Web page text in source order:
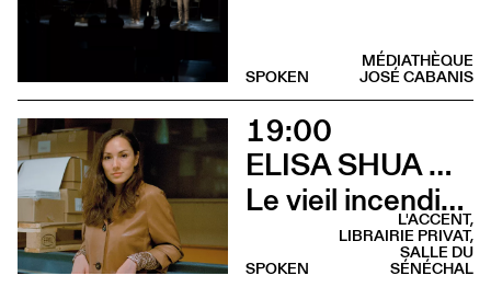
MÉDIATHÈQUE
JOSÉ CABANIS
SPOKEN
19:00
ELISA SHUA DUSAPIN
Le vieil incendie (Rencontre - L’Accent de Montrabé)
L'ACCENT,
LIBRAIRIE PRIVAT,
SALLE DU
SÉNÉCHAL
SPOKEN